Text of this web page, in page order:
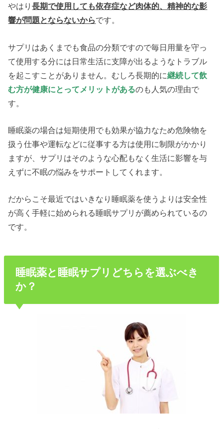
やはり長期で使用しても依存症など肉体的、精神的な影
響が問題とならないからです。
サプリはあくまでも食品の分類ですので毎日用量を守っ
て使用する分には日常生活に支障が出るようなトラブル
を起こすことがありません。むしろ長期的に継続して飲
む方が健康にとってメリットがあるのも人気の理由で
す。
睡眠薬の場合は短期使用でも効果が協力なため危険物を
扱う仕事や運転などに従事する方は使用に制限がかかり
ますが、サプリはそのような心配もなく生活に影響を与
えずに不眠の悩みをサポートしてくれます。
だからこそ最近ではいきなり睡眠薬を使うよりは安全性
が高く手軽に始められる睡眠サプリが薦められているの
です。
睡眠薬と睡眠サプリどちらを選ぶべき
か？